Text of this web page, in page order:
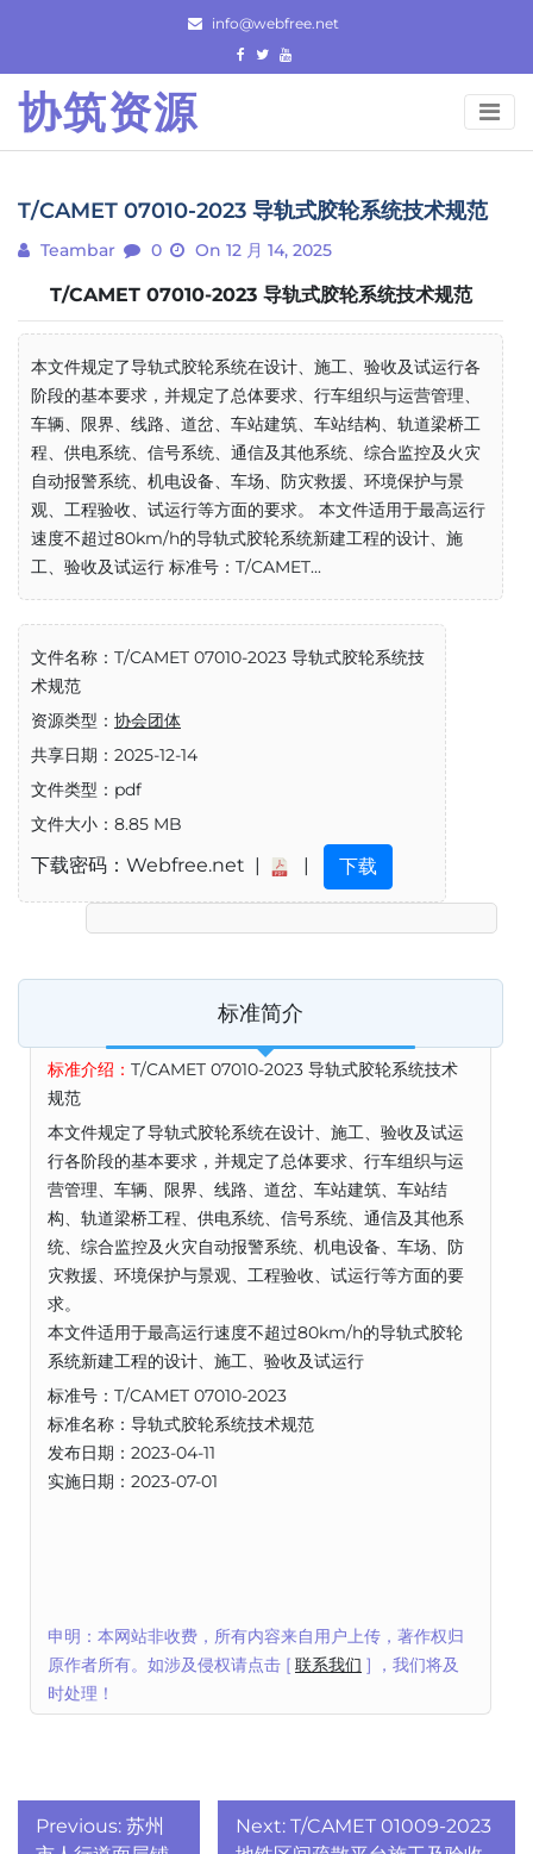
content
info@webfree.net
协筑资源
T/CAMET 07010-2023 导轨式胶轮系统技术规范
Teambar 0 On 12 月 14, 2025
T/CAMET 07010-2023 导轨式胶轮系统技术规范
本文件规定了导轨式胶轮系统在设计、施工、验收及试运行各
阶段的基本要求，并规定了总体要求、行车组织与运营管理、
车辆、限界、线路、道岔、车站建筑、车站结构、轨道梁桥工
程、供电系统、信号系统、通信及其他系统、综合监控及火灾
自动报警系统、机电设备、车场、防灾救援、环境保护与景
观、工程验收、试运行等方面的要求。 本文件适用于最高运行
速度不超过80km/h的导轨式胶轮系统新建工程的设计、施
工、验收及试运行 标准号：T/CAMET...
文件名称：T/CAMET 07010-2023 导轨式胶轮系统技
术规范
资源类型： 协会团体
共享日期：2025-12-14
文件类型：pdf
文件大小：8.85 MB
下载密码：Webfree.net | | 下载
标准简介
标准介绍： T/CAMET 07010-2023 导轨式胶轮系统技术
规范
本文件规定了导轨式胶轮系统在设计、施工、验收及试运
行各阶段的基本要求，并规定了总体要求、行车组织与运
营管理、车辆、限界、线路、道岔、车站建筑、车站结
构、轨道梁桥工程、供电系统、信号系统、通信及其他系
统、综合监控及火灾自动报警系统、机电设备、车场、防
灾救援、环境保护与景观、工程验收、试运行等方面的要
求。
本文件适用于最高运行速度不超过80km/h的导轨式胶轮
系统新建工程的设计、施工、验收及试运行
标准号：T/CAMET 07010-2023
标准名称：导轨式胶轮系统技术规范
发布日期：2023-04-11
实施日期：2023-07-01
申明：本网站非收费，所有内容来自用户上传，著作权归
原作者所有。如涉及侵权请点击 [ 联系我们 ] ，我们将及
时处理！
文
Previous: 苏州
Next: T/CAMET 01009-2023